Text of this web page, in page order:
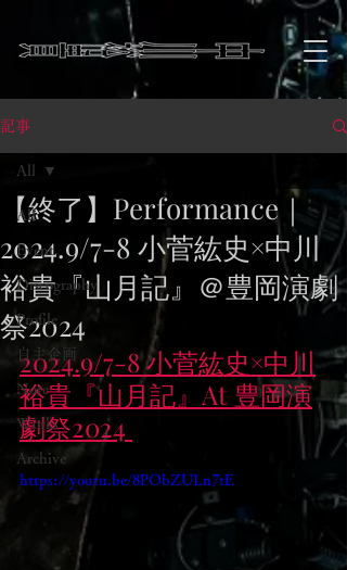
記事
All
Event
Discography
Profile
自主企画
Note
Works
Archive
All
【終了】Performance｜
2024.9/7-8 小菅紘史×中川
裕貴『山月記』＠豊岡演劇
祭2024
2024.9/7-8 小菅紘史×中川
裕貴『山月記』At 豊岡演
劇祭2024
https://youtu.be/8PObZULn7tE